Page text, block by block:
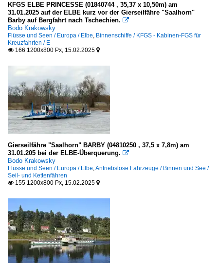
KFGS ELBE PRINCESSE (01840744 , 35,37 x 10,50m) am
31.01.2025 auf der ELBE kurz vor der Gierseilfähre "Saalhorn"
Barby auf Bergfahrt nach Tschechien. 
Bodo Krakowsky
Flüsse und Seen / Europa / Elbe Binnenschiffe / KFGS - Kabinen-FGS für
Kreuzfahrten / E
 166 1200x800 Px, 15.02.2025 
Gierseilfähre "Saalhorn" BARBY (04810250 , 37,5 x 7,8m) am
31.01.205 bei der ELBE-Überquerung. 
Bodo Krakowsky
Flüsse und Seen / Europa / Elbe Antriebslose Fahrzeuge / Binnen und See /
Seil- und Kettenfähren
 155 1200x800 Px, 15.02.2025 